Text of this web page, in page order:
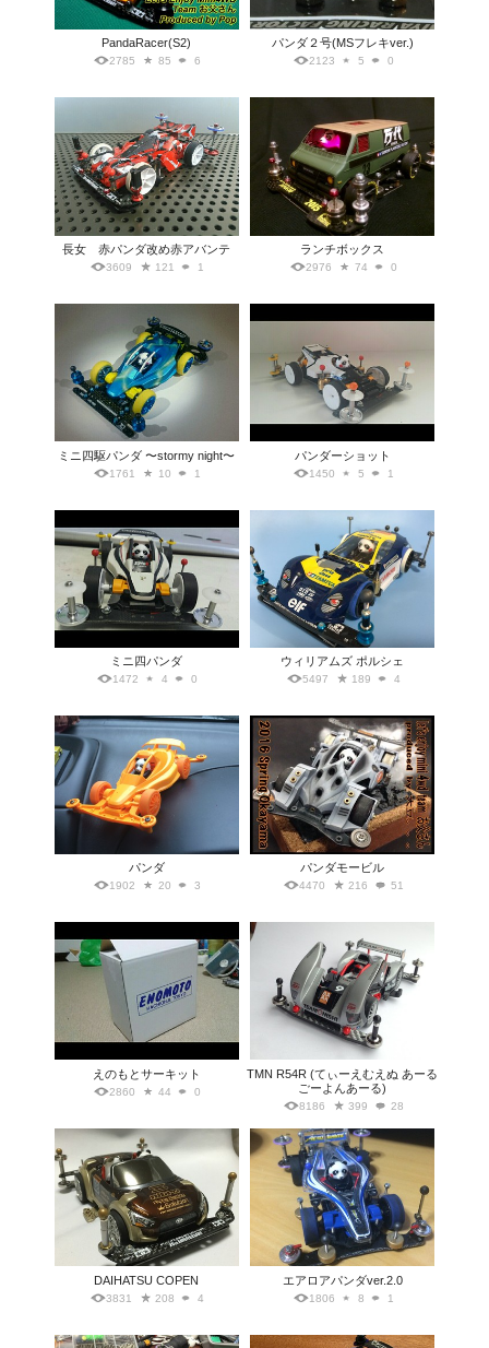
PandaRacer(S2)
2785 85 6
パンダ２号(MSフレキver.)
2123 5 0
長女 赤パンダ改め赤アバンテ
3609 121 1
ランチボックス
2976 74 0
ミニ四駆パンダ 〜stormy night〜
1761 10 1
パンダーショット
1450 5 1
ミニ四パンダ
1472 4 0
ウィリアムズ ポルシェ
5497 189 4
パンダ
1902 20 3
パンダモービル
4470 216 51
えのもとサーキット
2860 44 0
TMN R54R (てぃーえむえぬ あーる
ごーよんあーる)
8186 399 28
DAIHATSU COPEN
3831 208 4
エアロアパンダver.2.0
1806 8 1